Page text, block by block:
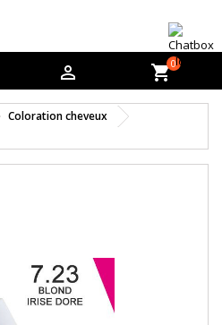
 shopping_cart0
Coloration cheveux